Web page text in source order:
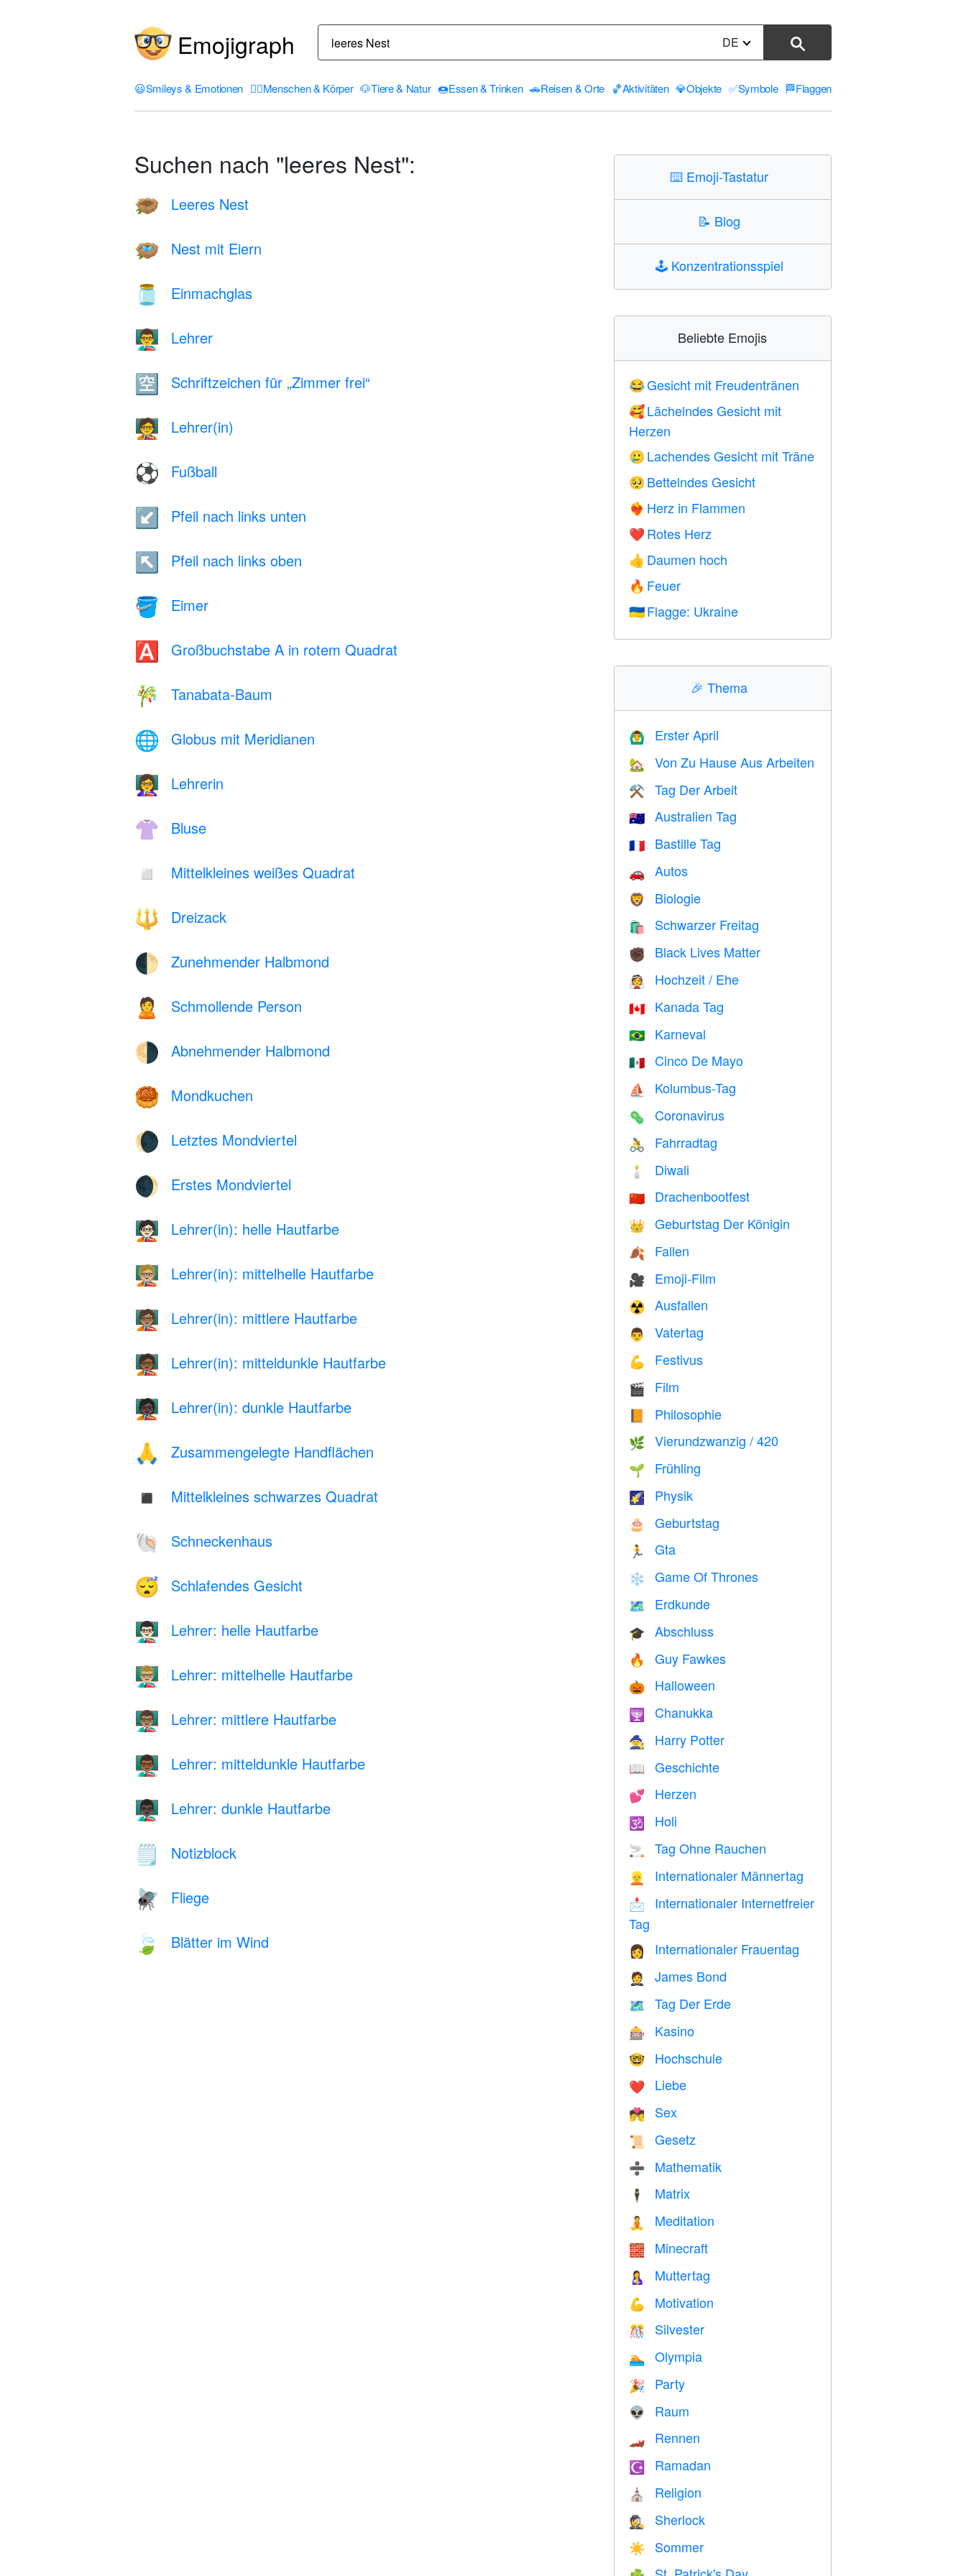
Emojigraph DE
😃Smileys & Emotionen 🤦‍♀️Menschen & Körper 🐶Tiere & Natur 🍩Essen & Trinken 🚗Reisen & Orte 🏀Aktivitäten 💎Objekte ✅Symbole 🏁Flaggen
Suchen nach "leeres Nest":
🪹 Leeres Nest
🪺 Nest mit Eiern
🫙 Einmachglas
👨‍🏫 Lehrer
🈳 Schriftzeichen für „Zimmer frei“
🧑‍🏫 Lehrer(in)
⚽ Fußball
↙️ Pfeil nach links unten
↖️ Pfeil nach links oben
🪣 Eimer
🅰️ Großbuchstabe A in rotem Quadrat
🎋 Tanabata-Baum
🌐 Globus mit Meridianen
👩‍🏫 Lehrerin
👚 Bluse
◽ Mittelkleines weißes Quadrat
🔱 Dreizack
🌓 Zunehmender Halbmond
🙎 Schmollende Person
🌗 Abnehmender Halbmond
🥮 Mondkuchen
🌘 Letztes Mondviertel
🌒 Erstes Mondviertel
🧑🏻‍🏫 Lehrer(in): helle Hautfarbe
🧑🏼‍🏫 Lehrer(in): mittelhelle Hautfarbe
🧑🏽‍🏫 Lehrer(in): mittlere Hautfarbe
🧑🏾‍🏫 Lehrer(in): mitteldunkle Hautfarbe
🧑🏿‍🏫 Lehrer(in): dunkle Hautfarbe
🙏 Zusammengelegte Handflächen
◾ Mittelkleines schwarzes Quadrat
🐚 Schneckenhaus
😴 Schlafendes Gesicht
👨🏻‍🏫 Lehrer: helle Hautfarbe
👨🏼‍🏫 Lehrer: mittelhelle Hautfarbe
👨🏽‍🏫 Lehrer: mittlere Hautfarbe
👨🏾‍🏫 Lehrer: mitteldunkle Hautfarbe
👨🏿‍🏫 Lehrer: dunkle Hautfarbe
🗒️ Notizblock
🪰 Fliege
🍃 Blätter im Wind
⌨️ Emoji-Tastatur
📝 Blog
🕹️ Konzentrationsspiel
Beliebte Emojis
😂Gesicht mit Freudentränen
🥰 Lächelndes Gesicht mit
Herzen
🥲 Lachendes Gesicht mit Träne
🥺 Bettelndes Gesicht
❤️‍🔥 Herz in Flammen
❤️ Rotes Herz
👍 Daumen hoch
🔥 Feuer
🇺🇦 Flagge: Ukraine
🎉Thema
🙆‍♂️ Erster April
🏡 Von Zu Hause Aus Arbeiten
⚒️ Tag Der Arbeit
🇦🇺 Australien Tag
🇫🇷 Bastille Tag
🚗 Autos
🦁 Biologie
🛍 Schwarzer Freitag
✊🏿 Black Lives Matter
👰 Hochzeit / Ehe
🇨🇦 Kanada Tag
🇧🇷 Karneval
🇲🇽 Cinco De Mayo
⛵️ Kolumbus-Tag
🦠 Coronavirus
🚴 Fahrradtag
🕯 Diwali
🇨🇳 Drachenbootfest
👑 Geburtstag Der Königin
🍂 Fallen
🎥 Emoji-Film
☢️ Ausfallen
👨 Vatertag
💪 Festivus
🎬 Film
Philosophie
🌿 Vierundzwanzig / 420
🌱 Frühling
🌠 Physik
🎂 Geburtstag
🏃 Gta
❄️ Game Of Thrones
🗺 Erdkunde
🎓 Abschluss
🔥 Guy Fawkes
🎃 Halloween
🕎 Chanukka
🧙 Harry Potter
📖 Geschichte
💕 Herzen
🕉 Holi
🚬 Tag Ohne Rauchen
👱 Internationaler Männertag
📩
Internationaler Internetfreier
Tag
👩 Internationaler Frauentag
🤵 James Bond
🗺️ Tag Der Erde
🎰 Kasino
🤓 Hochschule
❤️️ Liebe
💏 Sex
📜 Gesetz
➗ Mathematik
🕴️ Matrix
🧘 Meditation
🧱 Minecraft
🤱 Muttertag
💪 Motivation
🎊 Silvester
🏊 Olympia
🎉 Party
👽 Raum
🏎 Rennen
☪️ Ramadan
⛪️ Religion
🕵️ Sherlock
☀️ Sommer